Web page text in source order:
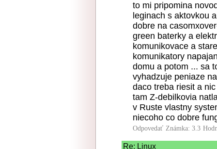
to mi pripomina
leginach s aktovkou
dobre na
green baterky a
komunikovace a
komunikatory
domu a potom ... sa
vyhadzuje peniaze
daco treba riesit a
tam Z-debilkovia
v Ruste vlastny
niecoho co dobre
Odpovedať Známka: 3.3
Re: Linux